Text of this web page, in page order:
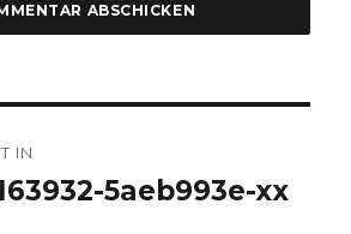
IN
5aeb993e-xx